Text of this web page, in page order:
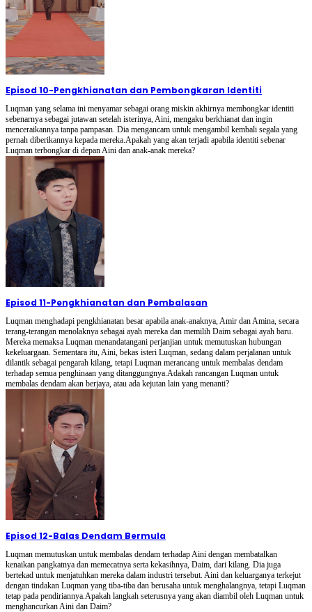
Episod 10-Pengkhianatan dan Pembongkaran Identiti
Luqman yang selama ini menyamar sebagai orang miskin akhirnya membongkar identiti
sebenarnya sebagai jutawan setelah isterinya, Aini, mengaku berkhianat dan ingin
menceraikannya tanpa pampasan. Dia mengancam untuk mengambil kembali segala yang
pernah diberikannya kepada mereka.Apakah yang akan terjadi apabila identiti sebenar
Luqman terbongkar di depan Aini dan anak-anak mereka?
Episod 11-Pengkhianatan dan Pembalasan
Luqman menghadapi pengkhianatan besar apabila anak-anaknya, Amir dan Amina, secara
terang-terangan menolaknya sebagai ayah mereka dan memilih Daim sebagai ayah baru.
Mereka memaksa Luqman menandatangani perjanjian untuk memutuskan hubungan
kekeluargaan. Sementara itu, Aini, bekas isteri Luqman, sedang dalam perjalanan untuk
dilantik sebagai pengarah kilang, tetapi Luqman merancang untuk membalas dendam
terhadap semua penghinaan yang ditanggungnya.Adakah rancangan Luqman untuk
membalas dendam akan berjaya, atau ada kejutan lain yang menanti?
Episod 12-Balas Dendam Bermula
Luqman memutuskan untuk membalas dendam terhadap Aini dengan membatalkan
kenaikan pangkatnya dan memecatnya serta kekasihnya, Daim, dari kilang. Dia juga
bertekad untuk menjatuhkan mereka dalam industri tersebut. Aini dan keluarganya terkejut
dengan tindakan Luqman yang tiba-tiba dan berusaha untuk menghalangnya, tetapi Luqman
tetap pada pendiriannya.Apakah langkah seterusnya yang akan diambil oleh Luqman untuk
menghancurkan Aini dan Daim?